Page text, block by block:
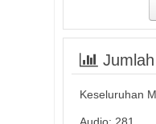
Keseluruhan